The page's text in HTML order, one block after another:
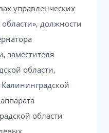
управленческих
должности
заместителя
области,
Калининградской
области